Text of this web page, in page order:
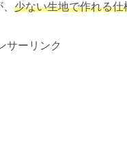
、少ない生地で作れる仕
サーリンク